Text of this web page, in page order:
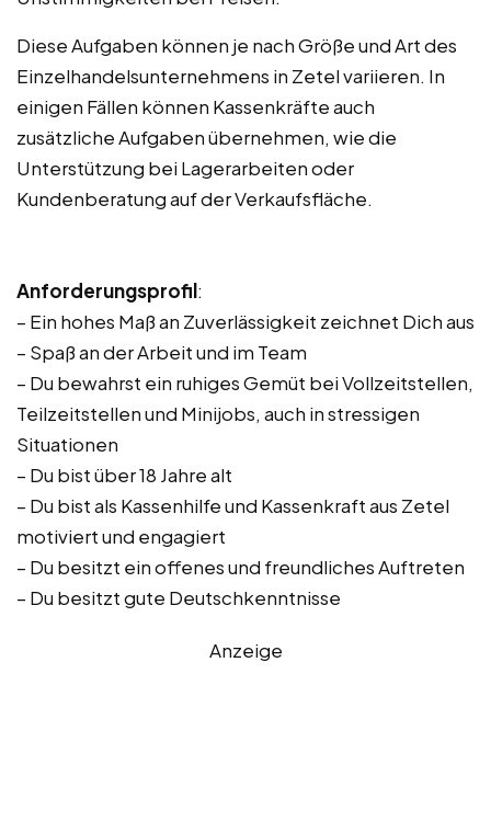
Diese Aufgaben können je nach Größe und Art des
Einzelhandelsunternehmens in Zetel variieren. In
einigen Fällen können Kassenkräfte auch
zusätzliche Aufgaben übernehmen, wie die
Unterstützung bei Lagerarbeiten oder
Kundenberatung auf der Verkaufsfläche.
Anforderungsprofil:
– Ein hohes Maß an Zuverlässigkeit zeichnet Dich aus
– Spaß an der Arbeit und im Team
– Du bewahrst ein ruhiges Gemüt bei Vollzeitstellen,
Teilzeitstellen und Minijobs, auch in stressigen
Situationen
– Du bist über 18 Jahre alt
– Du bist als Kassenhilfe und Kassenkraft aus Zetel
motiviert und engagiert
– Du besitzt ein offenes und freundliches Auftreten
– Du besitzt gute Deutschkenntnisse
Anzeige